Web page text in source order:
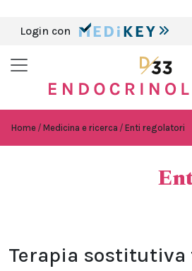
Login con
Home Medicina e ricerca Enti regolatori
Terapia